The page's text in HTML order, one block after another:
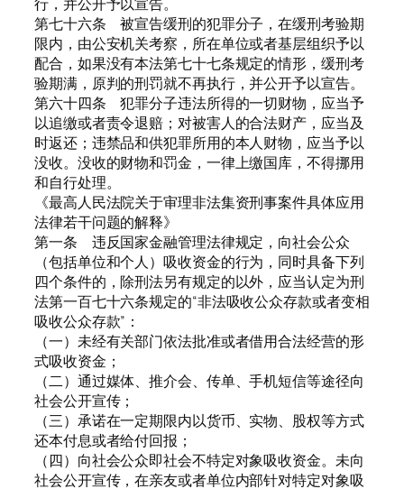
第七十六条 被宣告缓刑的犯罪分子，在缓刑考验期
限内，由公安机关考察，所在单位或者基层组织予以
配合，如果没有本法第七十七条规定的情形，缓刑考
验期满，原判的刑罚就不再执行，并公开予以宣告。
第六十四条 犯罪分子违法所得的一切财物，应当予
以追缴或者责令退赔；对被害人的合法财产，应当及
时返还；违禁品和供犯罪所用的本人财物，应当予以
没收。没收的财物和罚金，一律上缴国库，不得挪用
和自行处理。
《最高人民法院关于审理非法集资刑事案件具体应用
法律若干问题的解释》
第一条 违反国家金融管理法律规定，向社会公众
（包括单位和个人）吸收资金的行为，同时具备下列
四个条件的，除刑法另有规定的以外，应当认定为刑
法第一百七十六条规定的“非法吸收公众存款或者变相
吸收公众存款”：
（一）未经有关部门依法批准或者借用合法经营的形
式吸收资金；
（二）通过媒体、推介会、传单、手机短信等途径向
社会公开宣传；
（三）承诺在一定期限内以货币、实物、股权等方式
还本付息或者给付回报；
（四）向社会公众即社会不特定对象吸收资金。未向
社会公开宣传，在亲友或者单位内部针对特定对象吸